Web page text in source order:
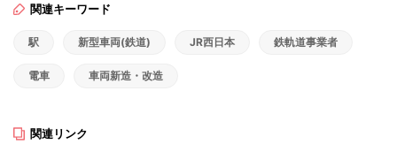
関連キーワード
駅 新型車両(鉄道) JR西日本 鉄軌道事業者
電車 車両新造・改造
関連リンク